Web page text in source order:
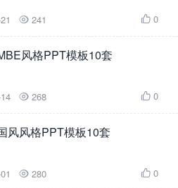
 241  0
风格PPT模板10套
 268  0
风风格PPT模板10套
 280  0